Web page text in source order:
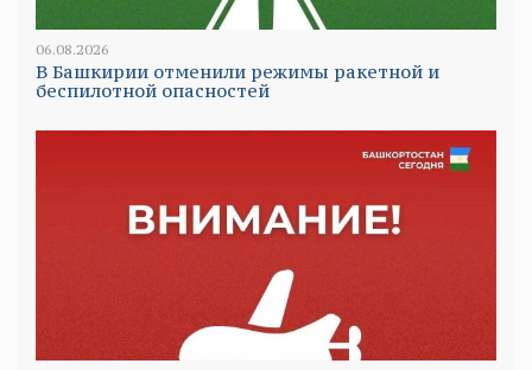
06.08.2026
В Башкирии отменили режимы ракетной и
беспилотной опасностей